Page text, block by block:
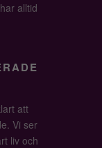
alltid
att
Vi ser
liv och